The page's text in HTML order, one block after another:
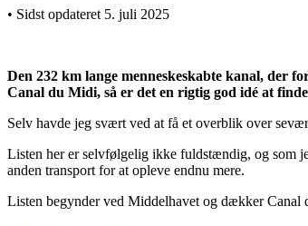
• Sidst opdateret 5. juli 2025
Den 232 km lange menneskeskabte kanal, der
Canal du Midi, så er det en rigtig god idé at
Selv havde jeg svært ved at få et overblik over
Listen her er selvfølgelig ikke fuldstændig, og som
anden transport for at opleve endnu mere.
Listen begynder ved Middelhavet og dækker Canal